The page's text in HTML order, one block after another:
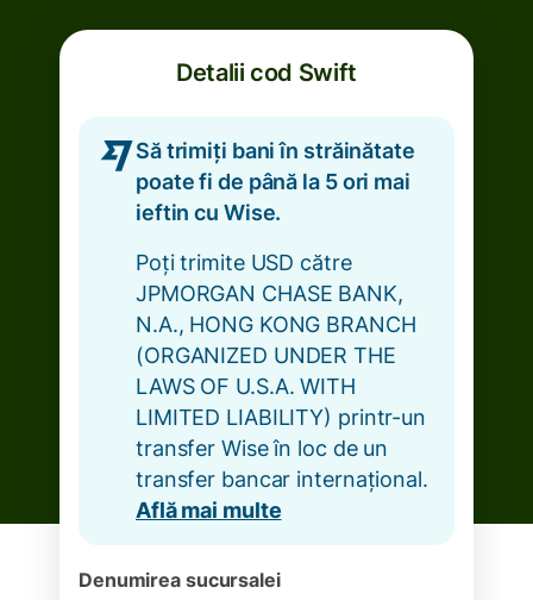
Detalii cod Swift
Să trimiți bani în străinătate
poate fi de până la 5 ori mai
ieftin cu Wise.
Poți trimite USD către
JPMORGAN CHASE BANK,
N.A., HONG KONG BRANCH
(ORGANIZED UNDER THE
LAWS OF U.S.A. WITH
LIMITED LIABILITY) printr-un
transfer Wise în loc de un
transfer bancar internațional.
Află mai multe
Denumirea sucursalei